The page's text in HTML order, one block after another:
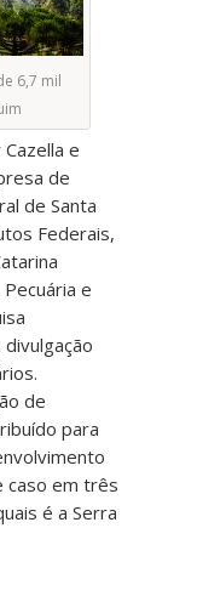
6,7 mil
e
de
de Santa
Federais,
e
de
para
caso em três
é a Serra